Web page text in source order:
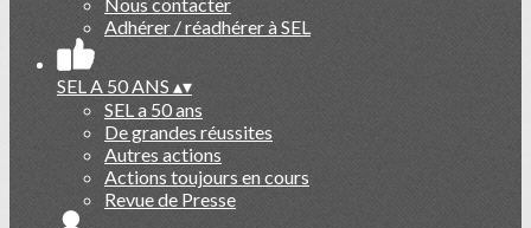
Adhérer / réadhérer à SEL
SEL A 50 ANS ▴▾
SEL a 50 ans
De grandes réussites
Autres actions
Actions toujours en cours
Revue de Presse